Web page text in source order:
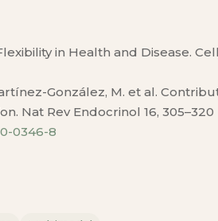
in Health and Disease. Cell
González, M. et al.
Nat Rev Endocrinol 16, 305–320
0346-8